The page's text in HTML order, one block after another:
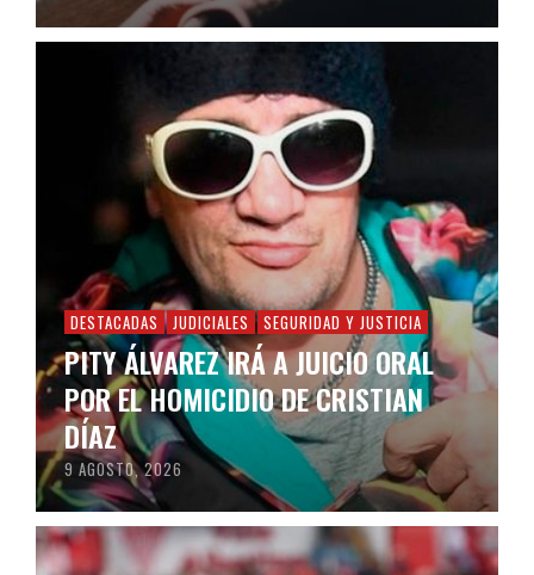
DESTACADAS JUDICIALES SEGURIDAD Y JUSTICIA
PITY ÁLVAREZ IRÁ A JUICIO ORAL
POR EL HOMICIDIO DE CRISTIAN
DÍAZ
9 AGOSTO, 2026